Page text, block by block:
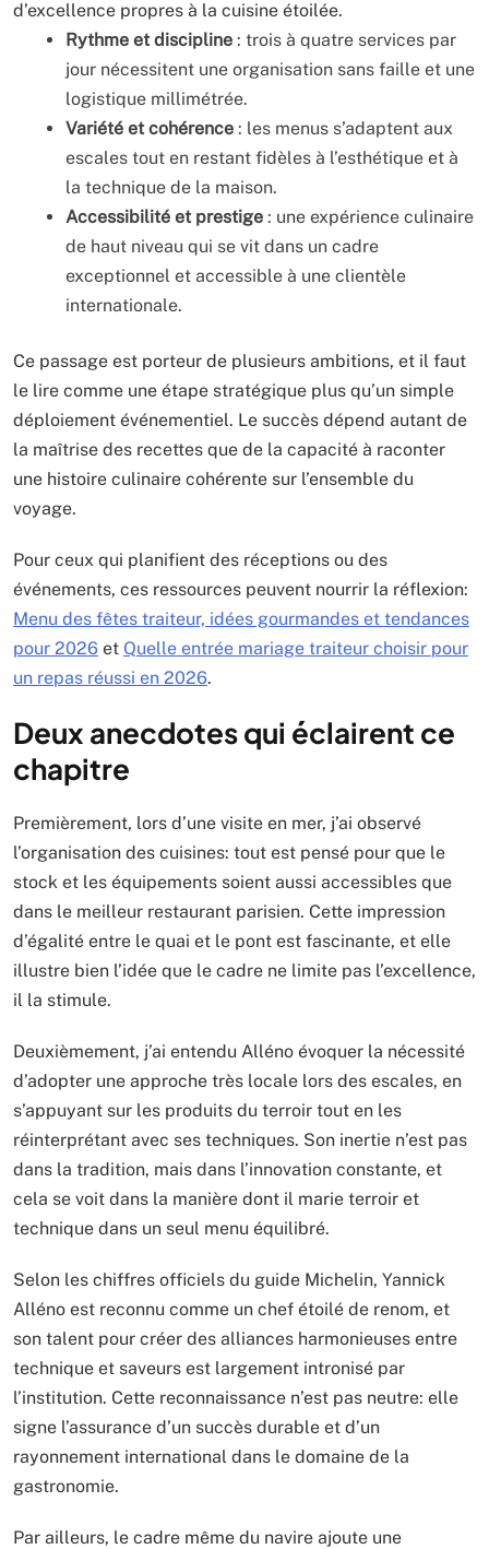
d’excellence propres à la cuisine étoilée.
Rythme et discipline : trois à quatre services par
jour nécessitent une organisation sans faille et une
logistique millimétrée.
Variété et cohérence : les menus s’adaptent aux
escales tout en restant fidèles à l’esthétique et à
la technique de la maison.
Accessibilité et prestige : une expérience culinaire
de haut niveau qui se vit dans un cadre
exceptionnel et accessible à une clientèle
internationale.
Ce passage est porteur de plusieurs ambitions, et il faut
le lire comme une étape stratégique plus qu’un simple
déploiement événementiel. Le succès dépend autant de
la maîtrise des recettes que de la capacité à raconter
une histoire culinaire cohérente sur l’ensemble du
voyage.
Pour ceux qui planifient des réceptions ou des
événements, ces ressources peuvent nourrir la réflexion:
Menu des fêtes traiteur, idées gourmandes et tendances
pour 2026 et Quelle entrée mariage traiteur choisir pour
un repas réussi en 2026.
Deux anecdotes qui éclairent ce
chapitre
Premièrement, lors d’une visite en mer, j’ai observé
l’organisation des cuisines: tout est pensé pour que le
stock et les équipements soient aussi accessibles que
dans le meilleur restaurant parisien. Cette impression
d’égalité entre le quai et le pont est fascinante, et elle
illustre bien l’idée que le cadre ne limite pas l’excellence,
il la stimule.
Deuxièmement, j’ai entendu Alléno évoquer la nécessité
d’adopter une approche très locale lors des escales, en
s’appuyant sur les produits du terroir tout en les
réinterprétant avec ses techniques. Son inertie n’est pas
dans la tradition, mais dans l’innovation constante, et
cela se voit dans la manière dont il marie terroir et
technique dans un seul menu équilibré.
Selon les chiffres officiels du guide Michelin, Yannick
Alléno est reconnu comme un chef étoilé de renom, et
son talent pour créer des alliances harmonieuses entre
technique et saveurs est largement intronisé par
l’institution. Cette reconnaissance n’est pas neutre: elle
signe l’assurance d’un succès durable et d’un
rayonnement international dans le domaine de la
gastronomie.
Par ailleurs, le cadre même du navire ajoute une